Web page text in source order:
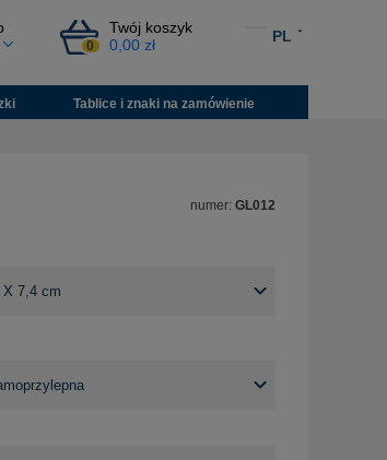
Twój koszyk
0 0,00 zł
PL
Tablice i znaki na zamówienie
numer: GL012